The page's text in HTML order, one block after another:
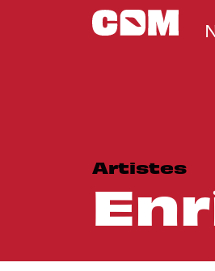
Artistes